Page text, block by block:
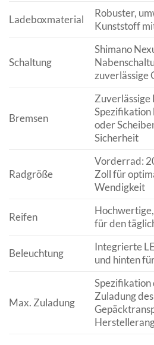
Ladeboxmaterial
Robuster,
Kunststoff
Schaltung
Shimano
zuverlässige
Bremsen
Zuverlässige
Spezifikation
oder
Sicherheit
Radgröße
Vorderrad:
Zoll für
Wendigkeit
Reifen
für den
Beleuchtung
Integrierte
und hinten
Max. Zuladung
Spezifikation
Zuladung